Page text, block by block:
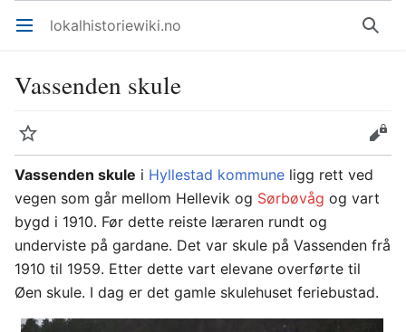
Åpne hovedmenyen lokalhistoriewiki.no Søk
Vassenden skule
Overvåk
Rediger
Vassenden skule i Hyllestad kommune ligg rett ved
vegen som går mellom Hellevik og Sørbøvåg og vart
bygd i 1910. Før dette reiste læraren rundt og
underviste på gardane. Det var skule på Vassenden frå
1910 til 1959. Etter dette vart elevane overførte til
Øen skule. I dag er det gamle skulehuset feriebustad.